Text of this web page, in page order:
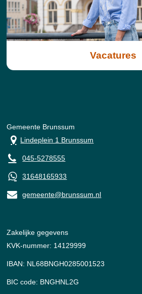
Vacatures
Gemeente Brunssum
Lindeplein 1 Brunssum
045-5278555
31648165933
gemeente@brunssum.nl
Zakelijke gegevens
KVK-nummer: 14129999
IBAN: NL68BNGH0285001523
BIC code: BNGHNL2G